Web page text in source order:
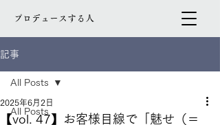
プロデュースする人
記事
All Posts
All Posts
【vol. 47】お客様目線で「魅せ（＝
2025年6月2日